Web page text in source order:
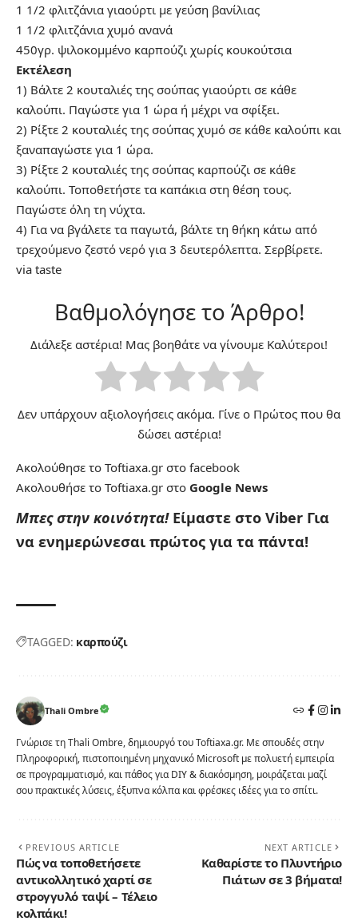
1 1/2 φλιτζάνια γιαούρτι με γεύση βανίλιας
1 1/2 φλιτζάνια χυμό ανανά
450γρ. ψιλοκομμένο καρπούζι χωρίς κουκούτσια
Εκτέλεση
1) Βάλτε 2 κουταλιές της σούπας γιαούρτι σε κάθε
καλούπι. Παγώστε για 1 ώρα ή μέχρι να σφίξει.
2) Ρίξτε 2 κουταλιές της σούπας χυμό σε κάθε καλούπι και
ξαναπαγώστε για 1 ώρα.
3) Ρίξτε 2 κουταλιές της σούπας καρπούζι σε κάθε
καλούπι. Τοποθετήστε τα καπάκια στη θέση τους.
Παγώστε όλη τη νύχτα.
4) Για να βγάλετε τα παγωτά, βάλτε τη θήκη κάτω από
τρεχούμενο ζεστό νερό για 3 δευτερόλεπτα. Σερβίρετε.
via taste
Βαθμολόγησε το Άρθρο!
Διάλεξε αστέρια! Μας βοηθάτε να γίνουμε Καλύτεροι!
Δεν υπάρχουν αξιολογήσεις ακόμα. Γίνε ο Πρώτος που θα
δώσει αστέρια!
Ακολούθησε το Toftiaxa.gr στο facebook
Ακολουθήσε το Toftiaxa.gr στο Google News
Μπες στην κοινότητα! Είμαστε στο Viber Για
να ενημερώνεσαι πρώτος για τα πάντα!
TAGGED: καρπούζι
Thali Ombre
Γνώρισε τη Thali Ombre, δημιουργό του Toftiaxa.gr. Με σπουδές στην
Πληροφορική, πιστοποιημένη μηχανικό Microsoft με πολυετή εμπειρία
σε προγραμματισμό, και πάθος για DIY & διακόσμηση, μοιράζεται μαζί
σου πρακτικές λύσεις, έξυπνα κόλπα και φρέσκες ιδέες για το σπίτι.
PREVIOUS ARTICLE
Πώς να τοποθετήσετε
αντικολλητικό χαρτί σε
στρογγυλό ταψί – Τέλειο
κολπάκι!
NEXT ARTICLE
Καθαρίστε το Πλυντήριο
Πιάτων σε 3 βήματα!